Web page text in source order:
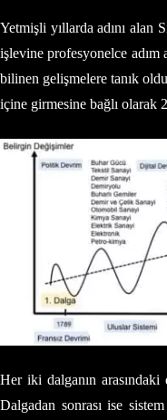
Yetmişli yıllarda adını alan
işlevine profesyonelce adım
bilinen gelişmelere tanık
içine girmesine bağlı olarak
Her iki dalganın
Dalgadan sonrası ise